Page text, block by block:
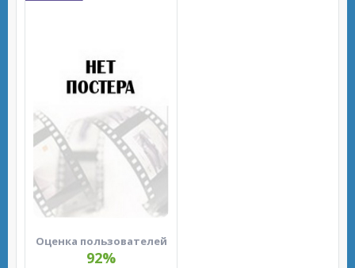
Оценка пользователей
92%